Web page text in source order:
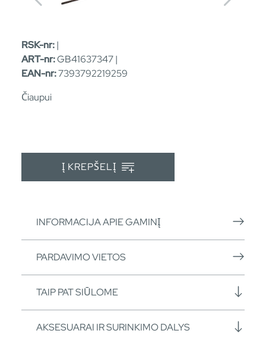
RSK-nr:|
ART-nr:GB41637347 |
EAN-nr:7393792219259
Čiaupui
Į KREPŠELĮ
INFORMACIJA APIE GAMINĮ
PARDAVIMO VIETOS
TAIP PAT SIŪLOME
AKSESUARAI IR SURINKIMO DALYS